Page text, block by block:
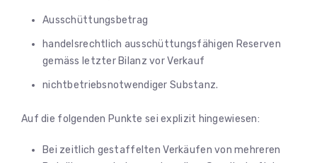
Ausschüttungsbetrag
handelsrechtlich ausschüttungsfähigen Reserven
gemäss letzter Bilanz vor Verkauf
nichtbetriebsnotwendiger Substanz.
Auf die folgenden Punkte sei explizit hingewiesen:
Bei zeitlich gestaffelten Verkäufen von mehreren